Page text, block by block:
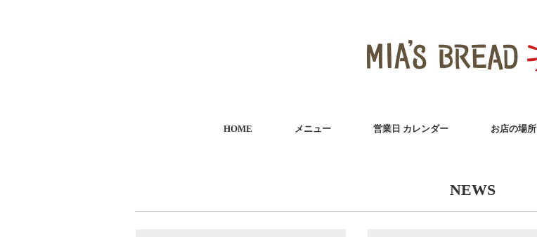
HOME メニュー 営業日 カレンダー お店の場所
NEWS